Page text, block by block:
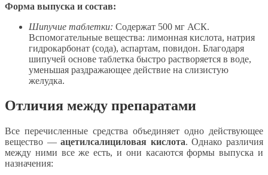
Форма выпуска и состав:
Шипучие таблетки: Содержат 500 мг АСК.
Вспомогательные вещества: лимонная кислота, натрия
гидрокарбонат (сода), аспартам, повидон. Благодаря
шипучей основе таблетка быстро растворяется в воде,
уменьшая раздражающее действие на слизистую
желудка.
Отличия между препаратами
Все перечисленные средства объединяет одно действующее
вещество —ацетилсалициловая кислота. Однако различия
между ними все же есть, и они касаются формы выпуска и
назначения: